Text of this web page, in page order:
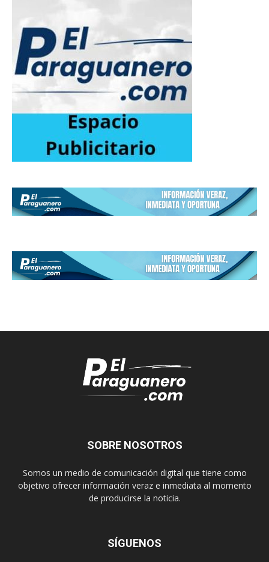
SOBRE NOSOTROS
Somos un medio de comunicación digital que tiene como
objetivo ofrecer información veraz e inmediata al momento
de producirse la noticia.
SÍGUENOS